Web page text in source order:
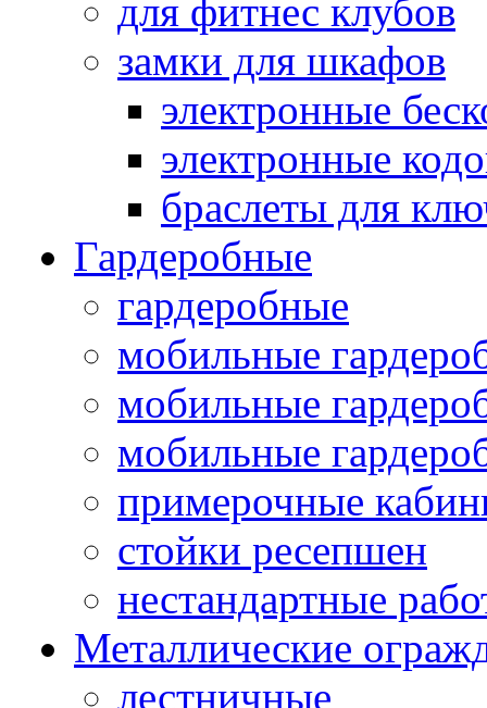
для фитнес клубов
замки для шкафов
электронные
электронные
браслеты для
Гардеробные
гардеробные
мобильные
мобильные
мобильные
примерочные
стойки ресепшен
нестандартные
Металлические
лестничные